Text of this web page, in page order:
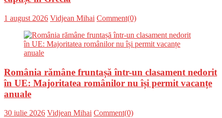
Posted
1 august 2026 Author
Vidjean Mihai Comment(0)
România rămâne fruntașă într-un clasament nedorit
în UE: Majoritatea românilor nu își permit vacanțe
anuale
Posted
30 iulie 2026 Author
Vidjean Mihai Comment(0)